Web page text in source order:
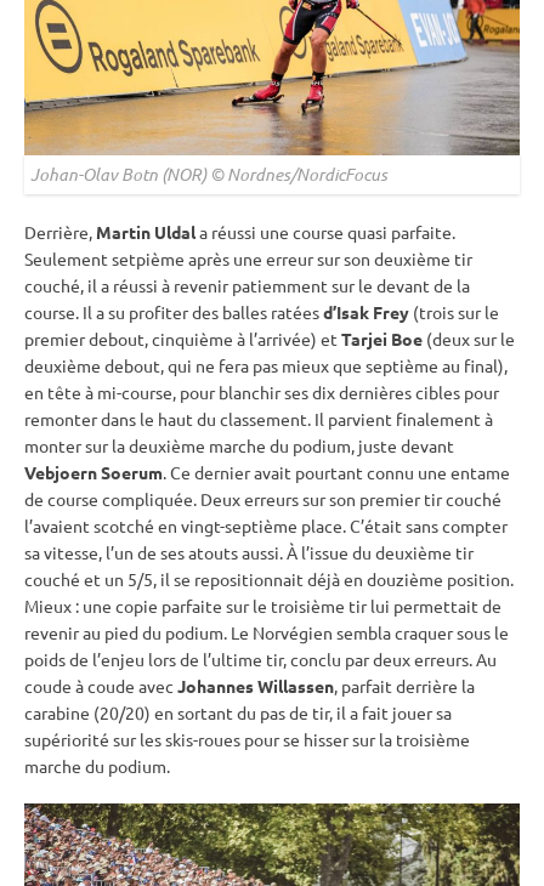
Johan-Olav Botn (NOR) © Nordnes/NordicFocus
Derrière, Martin Uldala réussi une course quasi parfaite.
Seulement setpième après une erreur sur son deuxième tir
couché, il a réussi à revenir patiemment sur le devant de la
course. Il a su profiter des balles ratéesd’Isak Frey (trois sur le
premierdebout, cinquième à l’arrivée) et Tarjei Boe (deux sur le
deuxième debout, qui ne fera pas mieux que septième au final),
en tête à mi-course, pour blanchir ses dix dernières cibles pour
remonter dans le haut du classement. Il parvient finalement à
monter sur la deuxième marche du podium, juste devant
Vebjoern Soerum. Ce dernier avait pourtant connu une entame
de course compliquée. Deux erreurs sur son premier tircouché
l’avaient scotché en vingt-septième place. C’était sans compter
sa vitesse, l’un de ses atouts aussi. À l’issue du deuxième tir
couché et un 5/5, il se repositionnait déjà en douzième position.
Mieux : une copie parfaite sur le troisième tir lui permettait de
revenir au pied du podium. Le Norvégien sembla craquer sous le
poids de l’enjeu lors de l’ultime tir, conclu par deux erreurs. Au
coude à coude avec Johannes Willassen, parfait derrière la
carabine (20/20) en sortant du pas de tir, il a fait jouer sa
supériorité sur les skis-roues pour se hisser sur la troisième
marche du podium.